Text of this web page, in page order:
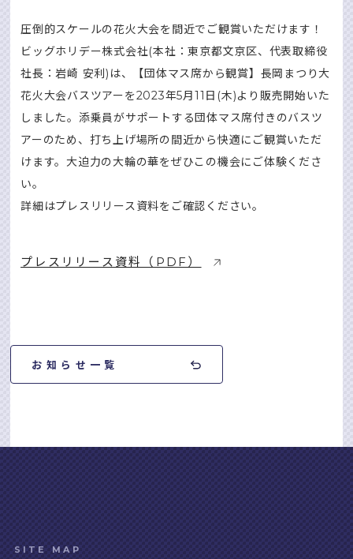
圧倒的スケールの花⽕⼤会を間近でご観賞いただけます！
ビッグホリデー株式会社(本社：東京都⽂京区、代表取締役
社⻑：岩崎 安利)は、【団体マス席から観賞】⻑岡まつり⼤
花⽕⼤会バスツアーを2023年5⽉11⽇(⽊)より販売開始いた
しました。添乗員がサポートする団体マス席付きのバスツ
アーのため、打ち上げ場所の間近から快適にご観賞いただ
けます。⼤迫⼒の⼤輪の華をぜひこの機会にご体験くださ
い。
詳細はプレスリリース資料をご確認ください。
プレスリリース資料（PDF）
お知らせ一覧
SITE MAP